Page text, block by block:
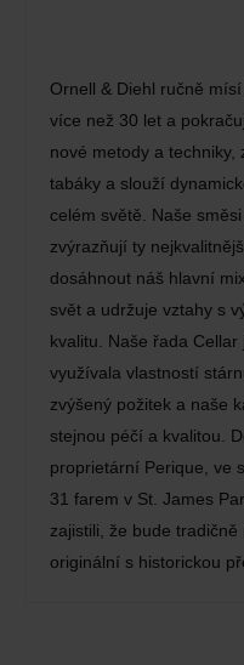
Ornell & Diehl ručně
více než 30 let a
nové metody a
tabáky a slouží
celém světě. Naše
zvýrazňují ty
dosáhnout náš hlavní
svět a udržuje vztahy s
kvalitu. Naše řada
využívala vlastností
zvýšený požitek a naše
stejnou péčí a kvalitou.
proprietární Perique, ve
31 farem v St. James
zajistili, že bude
originální s historickou